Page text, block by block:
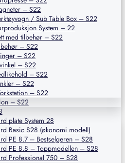
– S22
/ Sub Table Box – S22
System – 22
med tilbehør – S22
– S22
– S22
– S22
– S22
– S22
– S22
– S22
plate System 28
Basic S28 (økonomi modell)
PE 8.7 – Bestselgeren – S28
PE 8.8 – Toppmodellen – S28
Professional 750 – S28